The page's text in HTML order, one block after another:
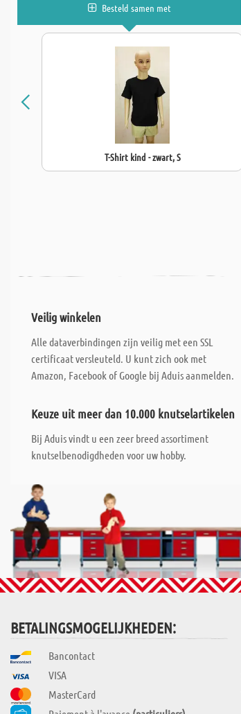
Besteld samen met
T-Shirt kind - zwart, S
Veilig winkelen
Alle dataverbindingen zijn veilig met een SSL
certificaat versleuteld. U kunt zich ook met
Amazon, Facebook of Google bij Aduis aanmelden.
Keuze uit meer dan 10.000 knutselartikelen
Bij Aduis vindt u een zeer breed assortiment
knutselbenodigdheden voor uw hobby.
BETALINGSMOGELIJKHEDEN:
Bancontact
VISA
MasterCard